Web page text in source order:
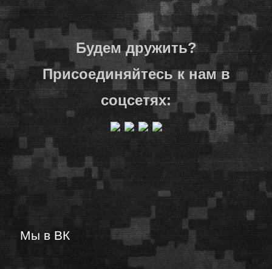
Будем дружить?
Присоединяйтесь к нам в
соцсетях:
Мы в ВК